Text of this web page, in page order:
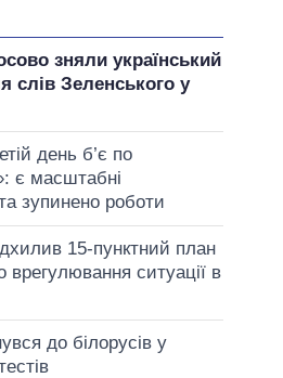
зняли український
слів Зеленського у
день б’є по
є масштабні
зупинено роботи
15-пунктний план
ситуації в
до білорусів у